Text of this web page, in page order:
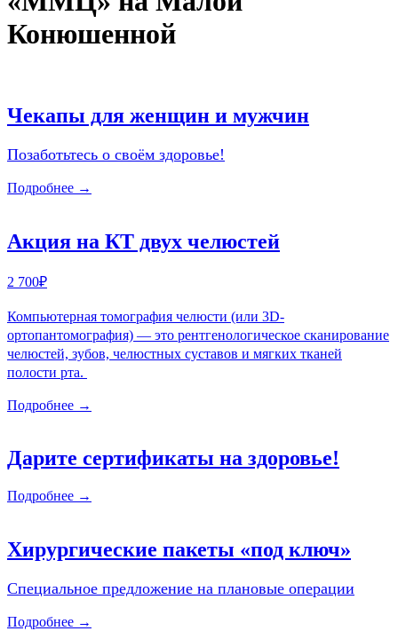
Конюшенной
Чекапы для женщин и мужчин
Позаботьтесь о своём здоровье!
Подробнее →
Акция на КТ двух челюстей
2 700₽
Компьютерная томография челюсти (или 3D-
ортопантомография) — это рентгенологическое сканирование
челюстей, зубов, челюстных суставов и мягких тканей
полости рта.
Подробнее →
Дарите сертификаты на здоровье!
Подробнее →
Хирургические пакеты «под ключ»
Специальное предложение на плановые операции
Подробнее →